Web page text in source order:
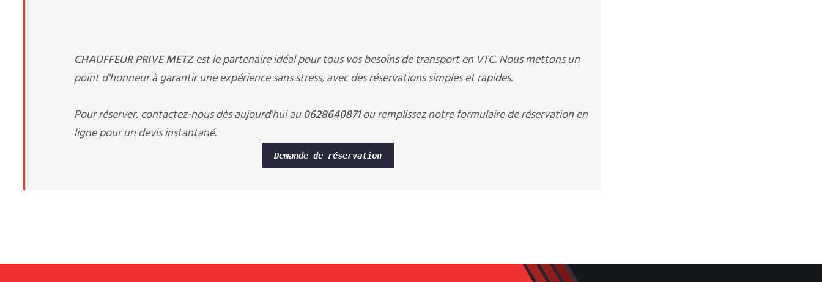
CHAUFFEUR PRIVE METZest le partenaire idéal pour tous vos besoins de transport en VTC. Nous mettons un
point d'honneur à garantir une expérience sans stress, avec des réservations simples et rapides.
Pour réserver, contactez-nous dès aujourd'hui au0628640871ou remplissez notre formulaire de réservation en
ligne pour un devis instantané.
Demande de réservation